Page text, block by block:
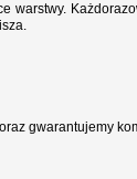
warstwy.
gwarantujemy